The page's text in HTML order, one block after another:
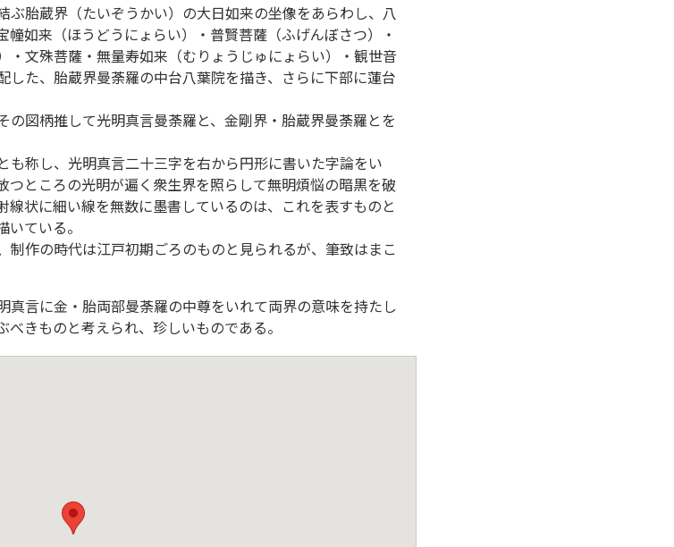
胎蔵界（たいぞうかい）の大日如来の坐像をあらわし、八
如来（ほうどうにょらい）・普賢菩薩（ふげんぼさつ）・
・文殊菩薩・無量寿如来（むりょうじゅにょらい）・観世音
した、胎蔵界曼荼羅の中台八葉院を描き、さらに下部に蓮台
図柄推して光明真言曼荼羅と、金剛界・胎蔵界曼荼羅とを
も称し、光明真言二十三字を右から円形に書いた字論をい
つところの光明が遍く衆生界を照らして無明煩悩の暗黒を破
線状に細い線を無数に墨書しているのは、これを表すものと
ている。
作の時代は江戸初期ごろのものと見られるが、筆致はまこ
言に金・胎両部曼荼羅の中尊をいれて両界の意味を持たし
きものと考えられ、珍しいものである。